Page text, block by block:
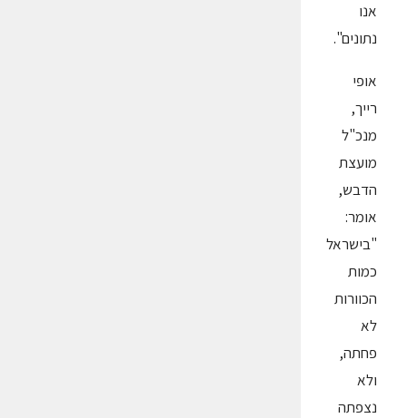
אנו
נתונים".
אופי
רייך,
מנכ"ל
מועצת
הדבש,
אומר:
"בישראל
כמות
הכוורות
לא
פחתה,
ולא
נצפתה